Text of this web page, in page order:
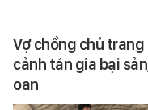
Vợ chồng chủ
cảnh tán gia bại
oan